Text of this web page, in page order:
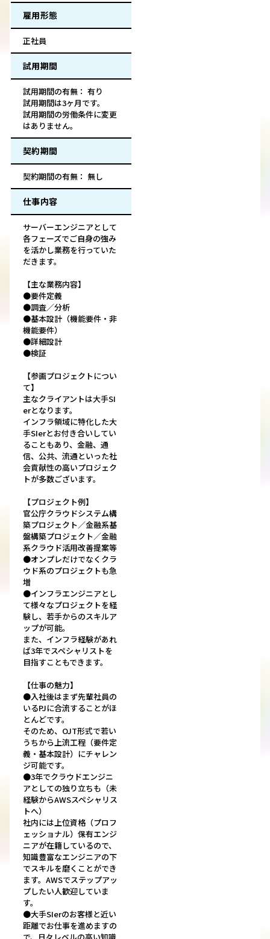
雇用形態
正社員
試用期間
試用期間の有無： 有り
試用期間は3ヶ月です。
試用期間の労働条件に変更
はありません。
契約期間
契約期間の有無： 無し
仕事内容
サーバーエンジニアとして
各フェーズでご自身の強み
を活かし業務を行っていた
だきます。
【主な業務内容】
●要件定義
●調査／分析
●基本設計（機能要件・非
機能要件）
●詳細設計
●検証
【参画プロジェクトについ
て】
主なクライアントは大手SI
erとなります。
インフラ領域に特化した大
手SIerとお付き合いしてい
ることもあり、金融、通
信、公共、流通といった社
会貢献性の高いプロジェク
トが多数ございます。
【プロジェクト例】
官公庁クラウドシステム構
築プロジェクト／金融系基
盤構築プロジェクト／金融
系クラウド活用改善提案等
●オンプレだけでなくクラ
ウド系のプロジェクトも急
増
●インフラエンジニアとし
て様々なプロジェクトを経
験し、若手からのスキルア
ップが可能。
また、インフラ経験があれ
ば3年でスペシャリストを
目指すこともできます。
【仕事の魅力】
●入社後はまず先輩社員の
いるPJに合流することがほ
とんどです。
そのため、OJT形式で若い
うちから上流工程（要件定
義・基本設計）にチャレン
ジ可能です。
●3年でクラウドエンジニ
アとしての独り立ちも（未
経験からAWSスペシャリス
トへ）
社内には上位資格（プロフ
ェッショナル）保有エンジ
ニアが在籍しているので、
知識豊富なエンジニアの下
でスキルを磨くことができ
ます。AWSでステップアッ
プしたい人歓迎していま
す。
●大手SIerのお客様と近い
距離でお仕事を進めますの